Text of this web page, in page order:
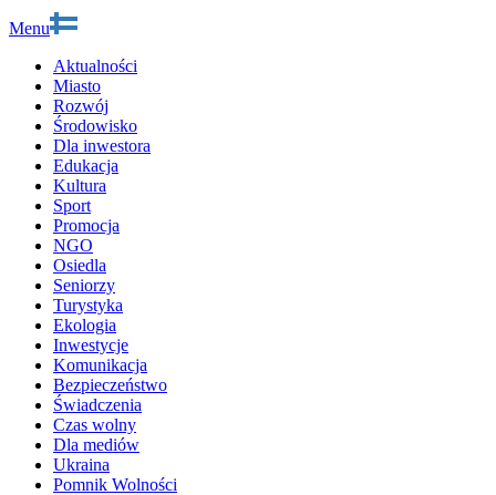
Menu
Aktualności
Miasto
Rozwój
Środowisko
Dla inwestora
Edukacja
Kultura
Sport
Promocja
NGO
Osiedla
Seniorzy
Turystyka
Ekologia
Inwestycje
Komunikacja
Bezpieczeństwo
Świadczenia
Czas wolny
Dla mediów
Ukraina
Pomnik Wolności